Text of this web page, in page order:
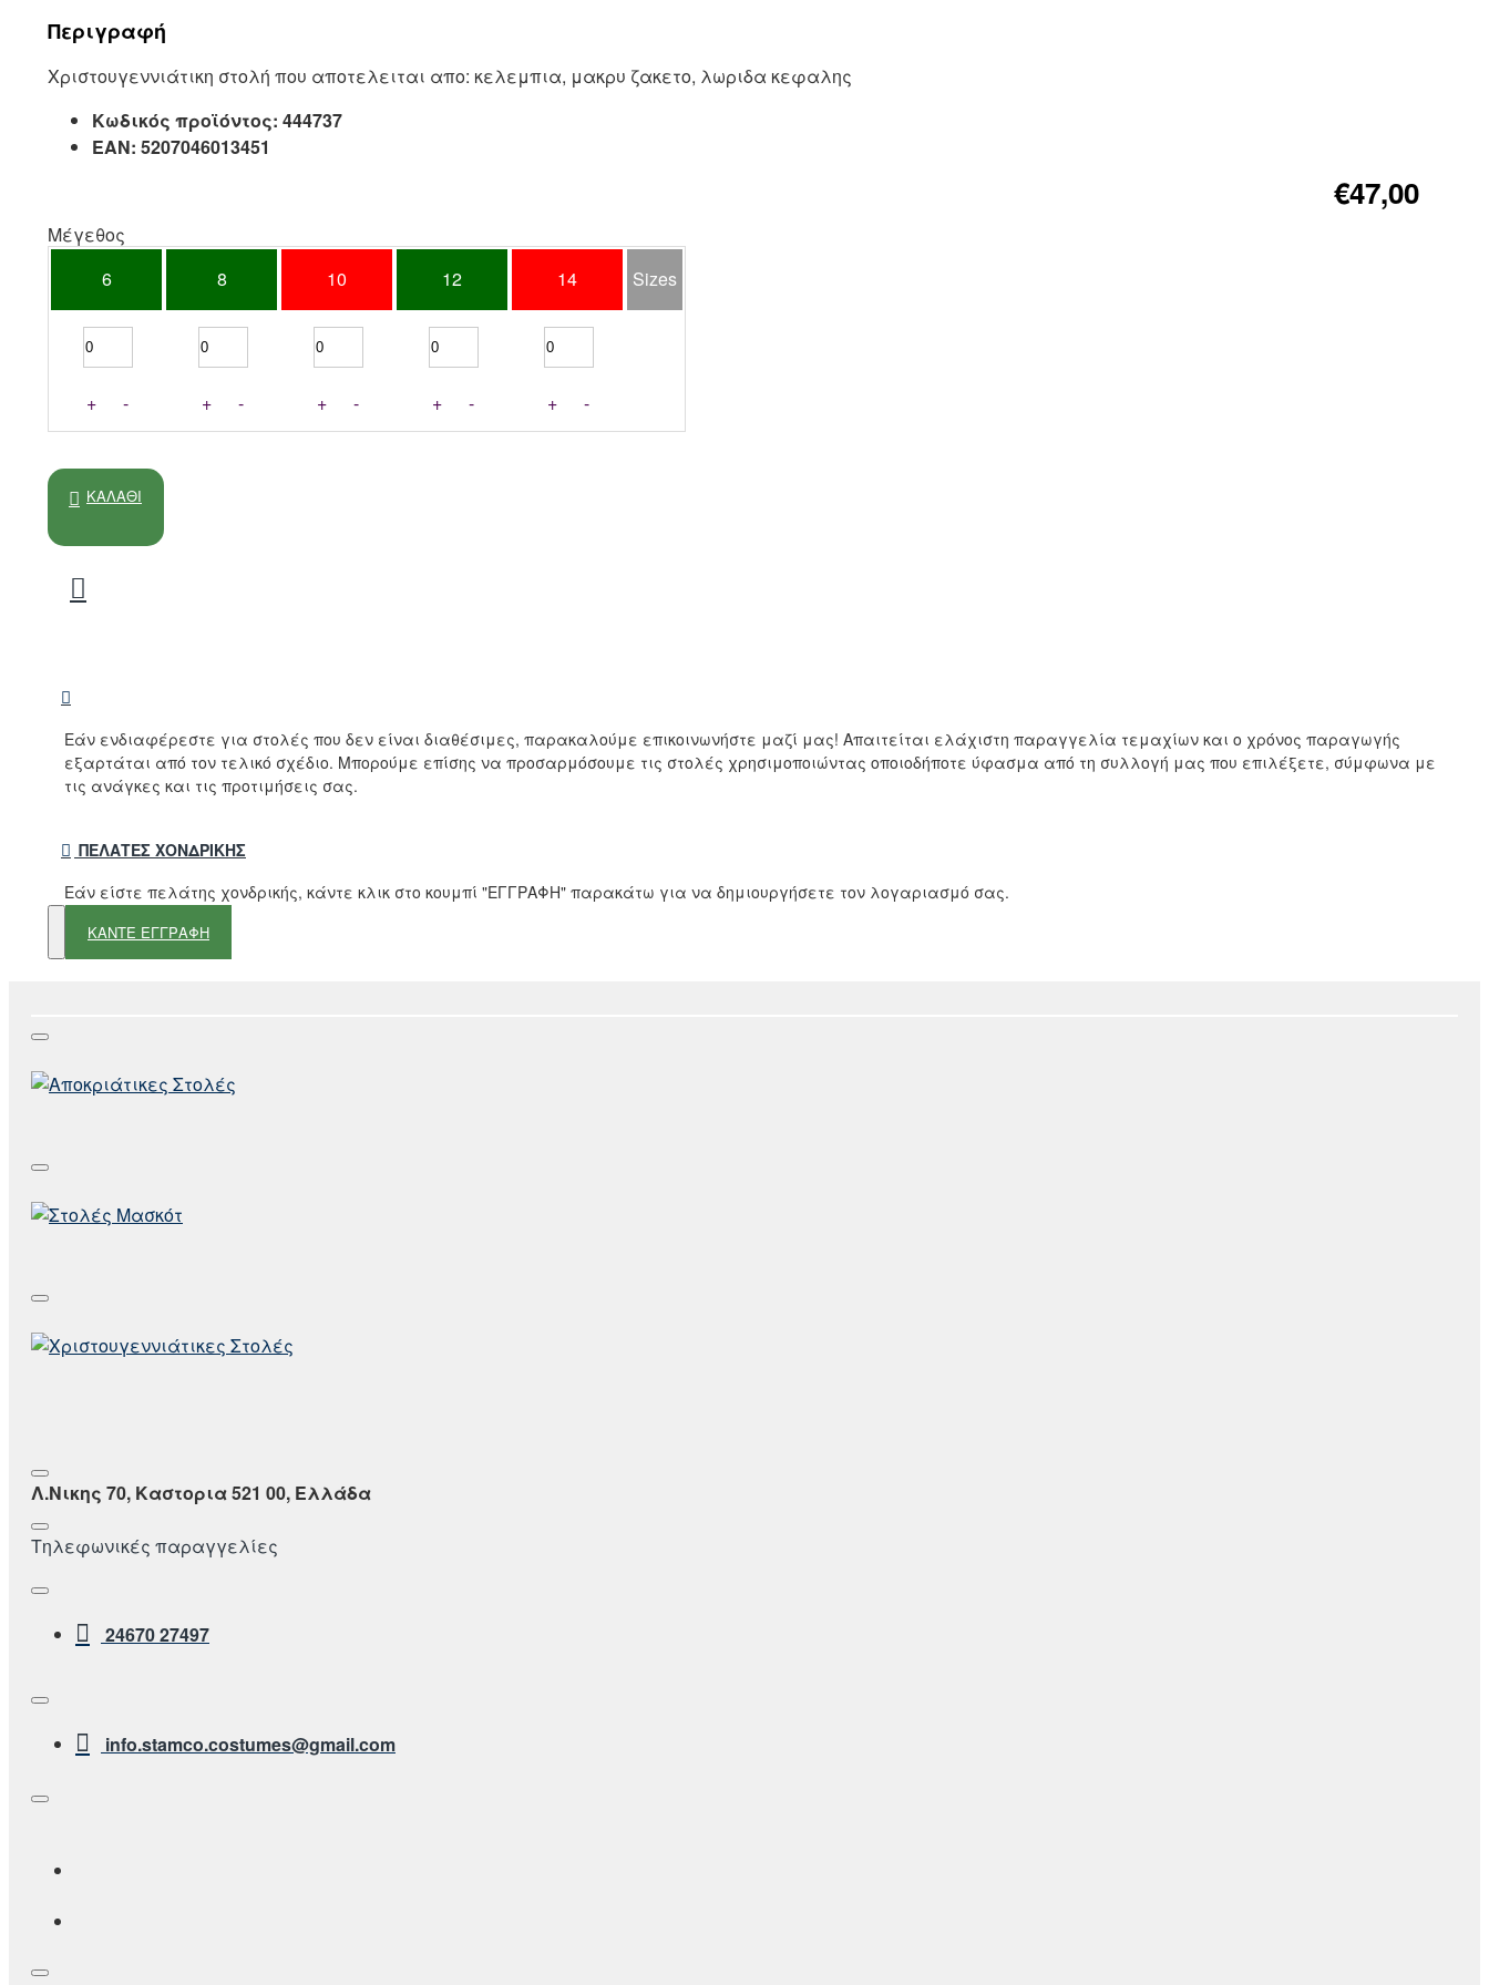
Περιγραφή
Χριστουγεννιάτικη στολή που αποτελειται απο: κελεμπια, μακρυ ζακετο, λωριδα κεφαλης
Κωδικός προϊόντος: 444737
EAN: 5207046013451
€47,00
Μέγεθος
6
8 10 12 14 Sizes
+ - + - + - + - + -
ΚΑΛΆΘΙ
Εάν ενδιαφέρεστε για στολές που δεν είναι διαθέσιμες, παρακαλούμε επικοινωνήστε μαζί μας! Απαιτείται ελάχιστη παραγγελία τεμαχίων και ο χρόνος παραγωγής
εξαρτάται από τον τελικό σχέδιο. Μπορούμε επίσης να προσαρμόσουμε τις στολές χρησιμοποιώντας οποιοδήποτε ύφασμα από τη συλλογή μας που επιλέξετε, σύμφωνα με
τις ανάγκες και τις προτιμήσεις σας.
ΠΕΛΆΤΕΣ ΧΟΝΔΡΙΚΉΣ
Εάν είστε πελάτης χονδρικής, κάντε κλικ στο κουμπί "ΕΓΓΡΑΦΗ" παρακάτω για να δημιουργήσετε τον λογαριασμό σας.
ΚΑΝΤΕ ΕΓΓΡΑΦΗ
Λ.Νικης 70, Καστορια 521 00, Ελλάδα
Τηλεφωνικές παραγγελίες
24670 27497
info.stamco.costumes@gmail.com